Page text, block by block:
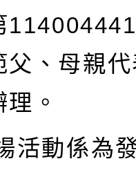
父、母親
。
活動係為